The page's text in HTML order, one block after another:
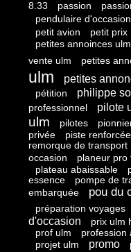
8.33
passion
pendulaire d'occasion
petit avion
petit prix
petites annoinces ulm
vente ulm
petites
ulm petites
pétition philippe
professionnel pilote
ulm pilotes
privée
piste renforcée
remorque de transport
occasion
planeur pro
plateau abaissable
essence
pompe de
embarquée
pou du
préparation voyages
d'occasion
prix ulm
prof ulm
profession
projet ulm
promo